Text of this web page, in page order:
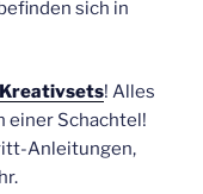
sich in
Kreativsets! Alles
einer Schachtel!
Anleitungen,